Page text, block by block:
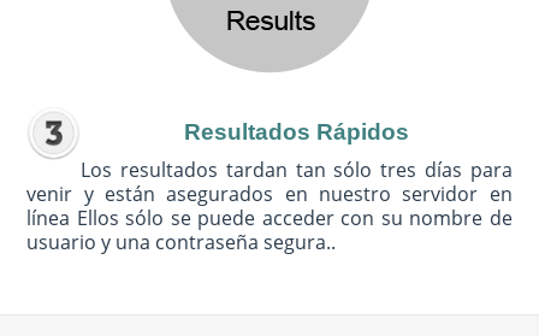
Resultados Rápidos
Los resultados tardan tan sólo tres días para
venir y están asegurados en nuestro servidor en
línea Ellos sólo se puede acceder con su nombre de
usuario y una contraseña segura..